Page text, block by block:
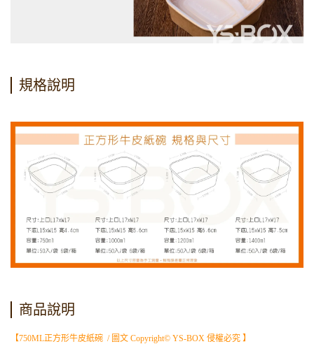
規格說明
商品說明
【750ML正方形牛皮紙碗 / 圖文 Copyright© YS-BOX 侵權必究 】